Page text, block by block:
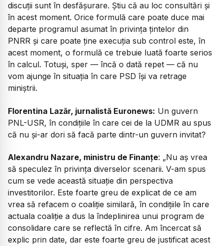
discuții sunt în desfășurare. Știu că au loc consultări și
în acest moment. Orice formulă care poate duce mai
departe programul asumat în privința țintelor din
PNRR și care poate ține execuția sub control este, în
acest moment, o formulă ce trebuie luată foarte serios
în calcul. Totuși, sper — încă o dată repet — că nu
vom ajunge în situația în care PSD își va retrage
miniștrii.
Florentina Lazăr, jurnalistă Euronews: Un guvern
PNL-USR, în condițiile în care cei de la UDMR au spus
că nu și-ar dori să facă parte dintr-un guvern invitat?
Alexandru Nazare, ministru de Finanțe: „Nu aș vrea
să speculez în privința diverselor scenarii. V-am spus
cum se vede această situație din perspectiva
investitorilor. Este foarte greu de explicat de ce am
vrea să refacem o coaliție similară, în condițiile în care
actuala coaliție a dus la îndeplinirea unui program de
consolidare care se reflectă în cifre. Am încercat să
explic prin date, dar este foarte greu de justificat acest